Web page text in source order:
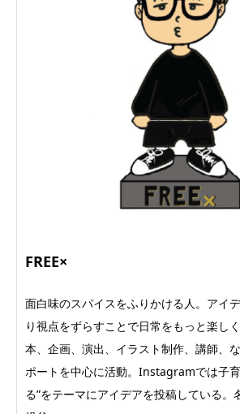
FREE×
面白味のスパイスをふりかける人。アイ
り視点をずらすことで日常をもっと楽し
本、企画、演出、イラスト制作、講師、
ポートを中心に活動。Instagramでは子
る”をテーマにアイデアを投稿している。